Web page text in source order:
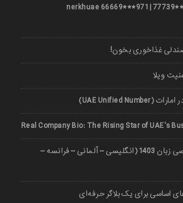
501036018 | 971***77739 | 971***66669 nerkhuae
غذاخوری بخون!
ویلا
Real Company Bio: The Rising Star of UAE’s
هزینه کلاس خصوصی زبان 1403 (انگلیسی – آلمانی – فرانسه –
اساسی برای یک بلاگر حرفه‌ای